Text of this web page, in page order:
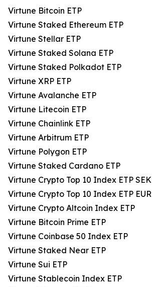
Virtune Bitcoin ETP
Virtune Staked Ethereum ETP
Virtune Stellar ETP
Virtune Staked Solana ETP
Virtune Staked Polkadot ETP
Virtune XRP ETP
Virtune Avalanche ETP
Virtune Litecoin ETP
Virtune Chainlink ETP
Virtune Arbitrum ETP
Virtune Polygon ETP
Virtune Staked Cardano ETP
Virtune Crypto Top 10 Index ETP SEK
Virtune Crypto Top 10 Index ETP EUR
Virtune Crypto Altcoin Index ETP
Virtune Bitcoin Prime ETP
Virtune Coinbase 50 Index ETP
Virtune Staked Near ETP
Virtune Sui ETP
Virtune Stablecoin Index ETP